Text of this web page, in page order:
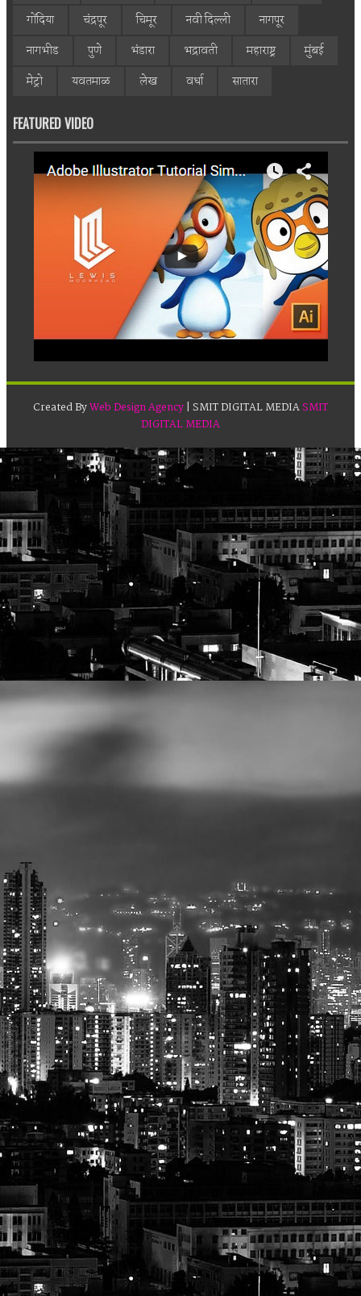
गोंदिया
चंद्रपूर चिमूर नवी दिल्ली
नागपूर
नागभीड
पुणे भंडारा भद्रावती महाराष्ट्र
मुंबई
मेट्रो
यवतमाळ लेख वर्धा सातारा
FEATURED VIDEO
Created ByWeb Design Agency| SMIT DIGITAL MEDIASMIT
DIGITAL MEDIA